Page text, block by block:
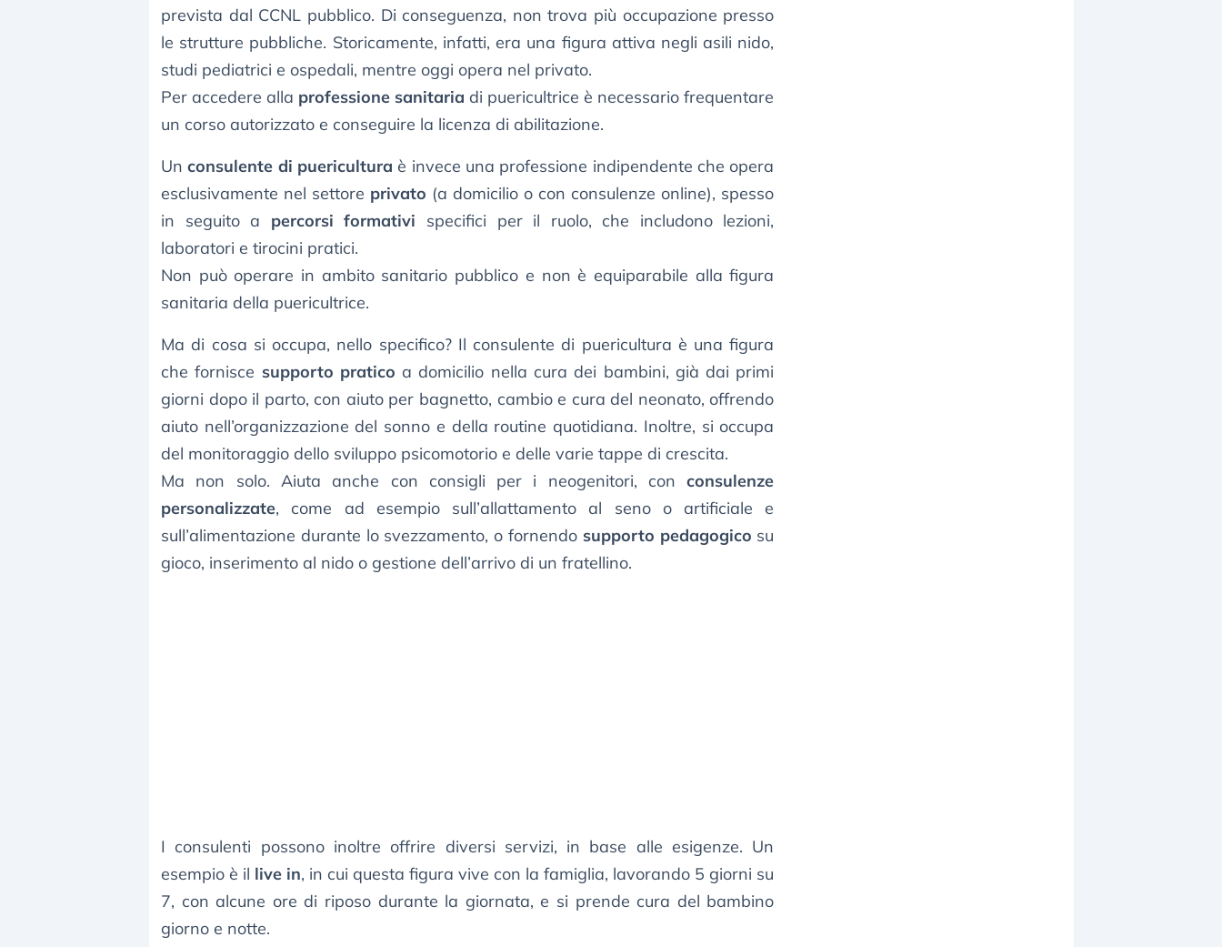
prevista dal CCNL pubblico. Di conseguenza, non trova più occupazione presso
le strutture pubbliche. Storicamente, infatti, era una figura attiva negli asili nido,
studi pediatrici e ospedali, mentre oggi opera nel privato.
Per accedere alla professione sanitaria di puericultrice è necessario frequentare
un corso autorizzato e conseguire la licenza di abilitazione.
Unconsulente di puericultura è invece una professione indipendente che opera
esclusivamente nel settore privato (a domicilio o con consulenze online), spesso
in seguito a percorsi formativi specifici per il ruolo, che includono lezioni,
laboratori e tirocini pratici.
Non può operare in ambito sanitario pubblico e non è equiparabile alla figura
sanitaria della puericultrice.
Ma di cosa si occupa, nello specifico? Il consulente di puericultura è una figura
che fornisce supporto pratico a domicilio nella cura dei bambini, già dai primi
giorni dopo il parto, con aiuto per bagnetto, cambio e cura del neonato, offrendo
aiuto nell’organizzazione del sonno e della routine quotidiana. Inoltre, si occupa
del monitoraggio dello sviluppo psicomotorio e delle varie tappe di crescita.
Ma non solo. Aiuta anche con consigli per i neogenitori, conconsulenze
personalizzate, come ad esempio sull’allattamento al seno o artificiale e
sull’alimentazione durante lo svezzamento, o fornendo supporto pedagogico su
gioco, inserimento al nido o gestione dell’arrivo di un fratellino.
I consulenti possono inoltre offrire diversi servizi, in base alle esigenze. Un
esempio è il live in, in cui questa figura vive con la famiglia, lavorando 5 giorni su
7, con alcune ore di riposo durante la giornata, e si prende cura del bambino
giorno e notte.